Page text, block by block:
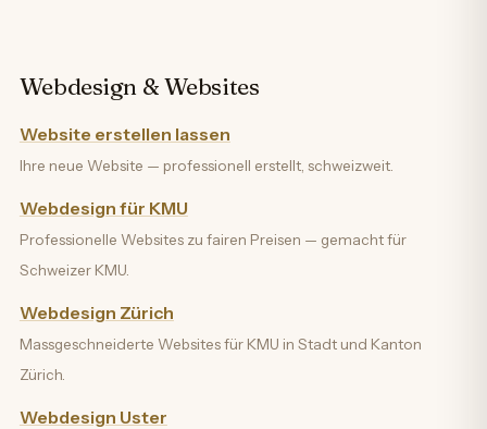
Webdesign & Websites
Website erstellen lassen
Ihre neue Website — professionell erstellt, schweizweit.
Webdesign für KMU
Professionelle Websites zu fairen Preisen — gemacht für
Schweizer KMU.
Webdesign Zürich
Massgeschneiderte Websites für KMU in Stadt und Kanton
Zürich.
Webdesign Uster